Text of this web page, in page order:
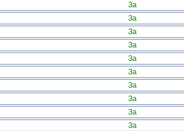
За
За
За
За
За
За
За
За
За
За